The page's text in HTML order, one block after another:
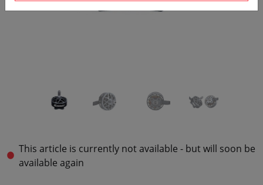
This article is currently not available - but will soon be
available again